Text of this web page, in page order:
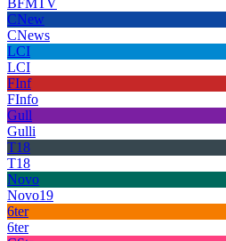
CNew
CNews
LCI
LCI
FInf
FInfo
Gull
Gulli
T18
T18
Novo
Novo19
6ter
6ter